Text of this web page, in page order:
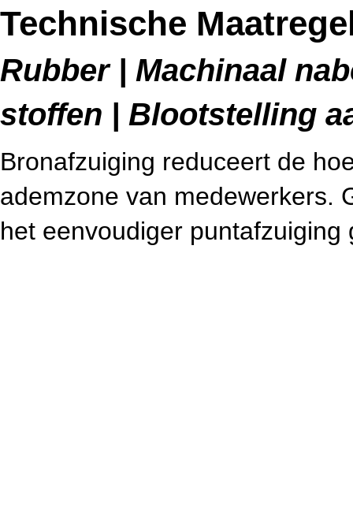
Technische
Rubber | Machinaal
stoffen | Blootstelling
Bronafzuiging reduceert de
ademzone van medewerkers.
het eenvoudiger puntafzuiging